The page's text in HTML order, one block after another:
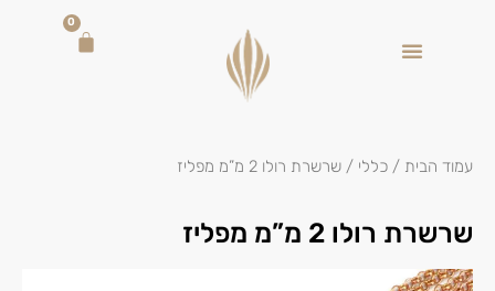
0
עמוד הבית / כללי / שרשרת רולו 2 מ”מ מפליז
שרשרת רולו 2 מ”מ מפליז